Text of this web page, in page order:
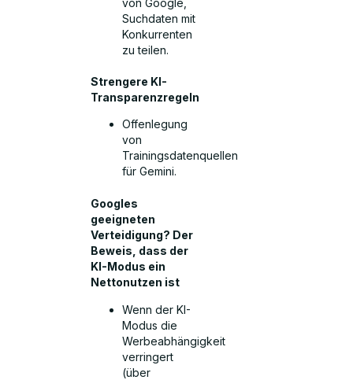
von Google,
Suchdaten mit
Konkurrenten
zu teilen.
Strengere KI-
Transparenzregeln
Offenlegung
von
Trainingsdatenquellen
für Gemini.
Googles
geeigneten
Verteidigung? Der
Beweis, dass der
KI-Modus ein
Nettonutzen ist
Wenn der KI-
Modus die
Werbeabhängigkeit
verringert
(über